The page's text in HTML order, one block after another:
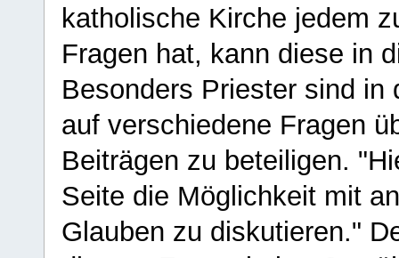
katholische Kirche jedem
Fragen hat, kann diese in
Besonders Priester sind in
auf verschiedene Fragen
Beiträgen zu beteiligen.
Seite die Möglichkeit mit
Glauben zu diskutieren."